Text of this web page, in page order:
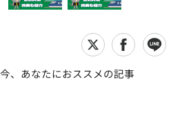
今、あなたにおススメの記事